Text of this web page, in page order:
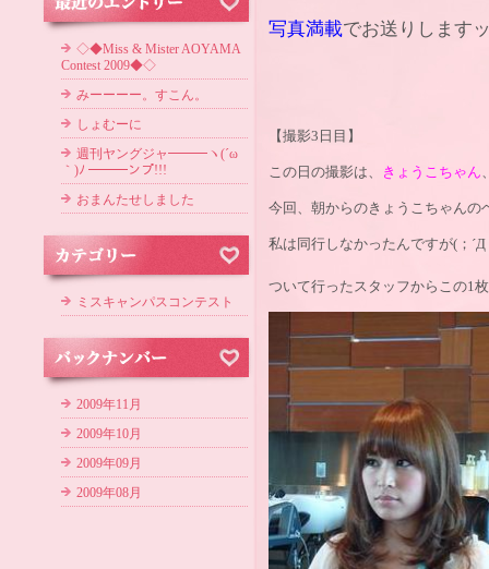
写真満載でお送りします
【撮影3日目】
この日の撮影は、 きょうこちゃん
今回、朝からのきょうこちゃんの
私は同行しなかったんですが(；´Д
ついて行ったスタッフからこの1枚
◇◆Miss & Mister AOYAMA
Contest 2009◆◇
みーーーー。すこん。
しょむーに
週刊ヤングジャ━━━ヽ(´ω
｀)ﾉ ━━━ンプ!!!
おまんたせしました
ミスキャンパスコンテスト
2009年11月
2009年10月
2009年09月
2009年08月